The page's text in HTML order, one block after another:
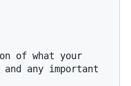
of what your
any important